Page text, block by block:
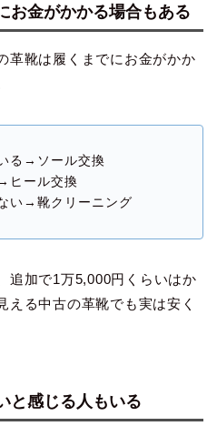
お金がかかる場合もある
革靴は履くまでにお金がかか
る→ソール交換
ヒール交換
い→靴クリーニング
追加で1万5,000円くらいはか
える中古の革靴でも実は安く
と感じる人もいる